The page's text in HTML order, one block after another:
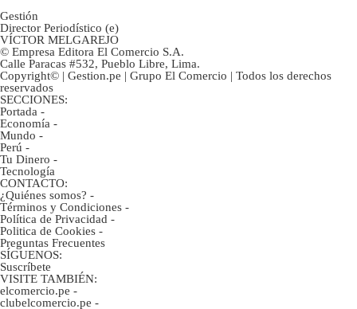
Gestión
Director Periodístico (e)
VÍCTOR MELGAREJO
© Empresa Editora El Comercio S.A.
Calle Paracas #532, Pueblo Libre, Lima.
Copyright© | Gestion.pe | Grupo El Comercio | Todos los derechos
reservados
SECCIONES:
Portada -
Economía -
Mundo -
Perú -
Tu Dinero -
Tecnología
CONTACTO:
¿Quiénes somos? -
Términos y Condiciones -
Política de Privacidad -
Politica de Cookies -
Preguntas Frecuentes
SÍGUENOS:
Suscríbete
VISITE TAMBIÉN:
elcomercio.pe -
clubelcomercio.pe -